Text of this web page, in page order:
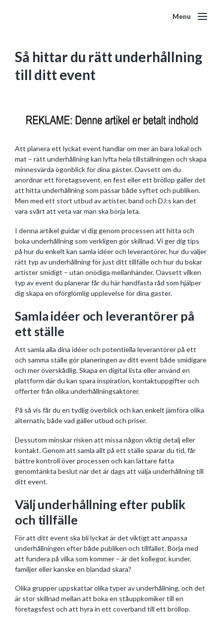
Menu
Så hittar du rätt underhållning
till ditt event
Att planera ett lyckat event handlar om mer än bara lokal och
mat – rätt underhållning kan lyfta hela tillställningen och skapa
minnesvärda ögonblick för dina gäster. Oavsett om du
anordnar ett företagsevent, en fest eller ett bröllop gäller det
att hitta underhållning som passar både syftet och publiken.
Men med ett stort utbud av artister, band och DJ:s kan det
vara svårt att veta var man ska börja leta.
I denna artikel guidar vi dig genom processen att hitta och
boka underhållning som verkligen gör skillnad. Vi ger dig tips
på hur du enkelt kan samla idéer och leverantörer, hur du väljer
rätt typ av underhållning för just ditt tillfälle och hur du bokar
artister smidigt – utan onödiga mellanhänder. Oavsett vilken
typ av event du planerar får du här handfasta råd som hjälper
dig skapa en oförglömlig upplevelse för dina gäster.
Samla idéer och leverantörer på
ett ställe
Att samla alla dina idéer och potentiella leverantörer på ett
och samma ställe gör planeringen av ditt event både smidigare
och mer överskådlig. Skapa en digital lista eller använd en
plattform där du kan spara inspiration, kontaktuppgifter och
offerter från olika underhållningsaktörer.
På så vis får du en tydlig överblick och kan enkelt jämföra olika
alternativ, både vad gäller utbud och priser.
Dessutom minskar risken att missa någon viktig detalj eller
kontakt. Genom att samla allt på ett ställe sparar du tid, får
bättre kontroll över processen och kan lättare fatta
genomtänkta beslut när det är dags att välja underhållning till
ditt event.
Välj underhållning efter publik
och tillfälle
För att ditt event ska bli lyckat är det viktigt att anpassa
underhållningen efter både publiken och tillfället. Börja med
att fundera på vilka som kommer – är det kollegor, kunder,
familjer eller kanske en blandad skara?
Olika grupper uppskattar olika typer av underhållning, och det
är stor skillnad mellan att boka en ståuppkomiker till en
företagsfest och att hyra in ett coverband till ett bröllop.